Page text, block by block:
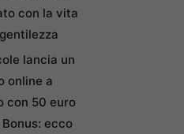
con la vita
lancia un
online a
con 50 euro
ecco